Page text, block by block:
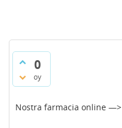
0
oy
Nostra farmacia online —>